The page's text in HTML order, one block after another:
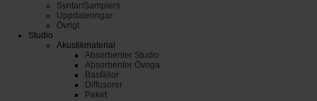
Syntar/Samplers
Uppdateringar
Övrigt
Studio
Akustikmaterial
Absorbenter Studio
Absorbenter Övriga
Basfällor
Diffusorer
Paket